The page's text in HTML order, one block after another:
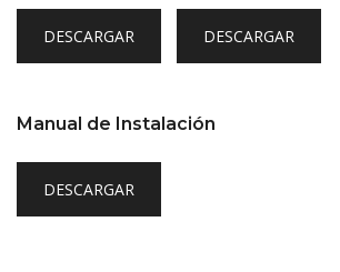
DESCARGAR DESCARGAR
Manual de Instalación
DESCARGAR